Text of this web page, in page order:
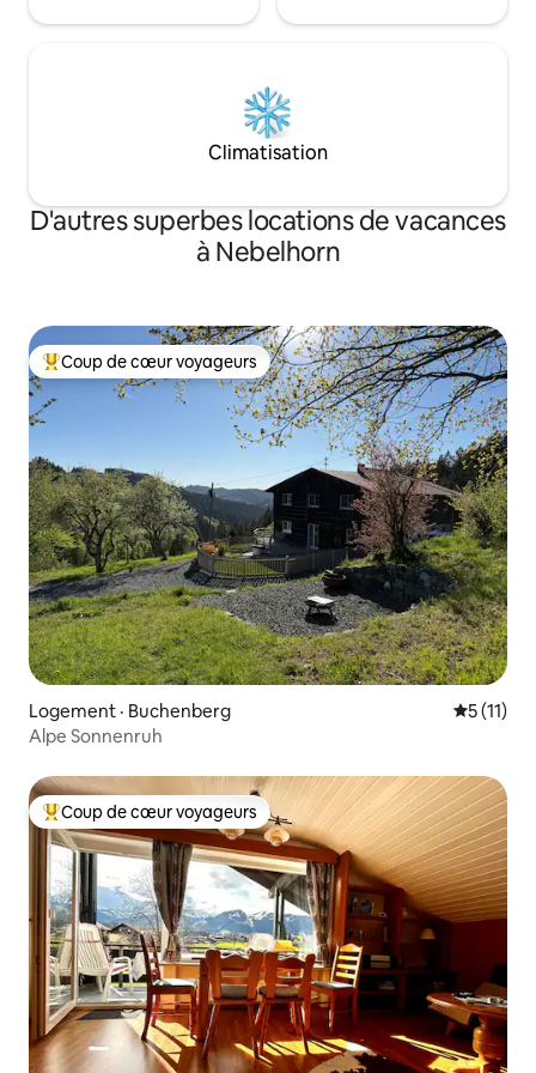
Climatisation
D'autres superbes locations de vacances
à Nebelhorn
Coup de cœur voyageurs parmi les plus aimés
Coup de cœur voyageurs
Logement · Buchenberg Note
5 (11)
Alpe Sonnenruh
Coup de cœur voyageurs parmi les plus aimés
Coup de cœur voyageurs